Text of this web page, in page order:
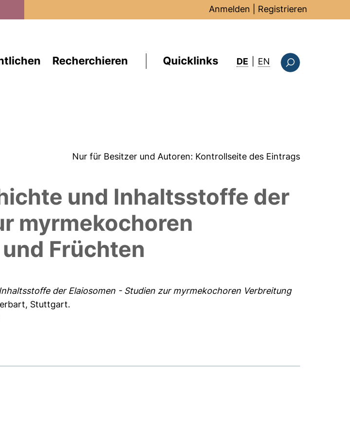
Anmelden Registrieren
Recherchieren Quicklinks DE EN : this page in
Nur für Besitzer und Autoren: Kontrollseite des Eintrags
und Inhaltsstoffe der
myrmekochoren
Früchten
der Elaiosomen - Studien zur myrmekochoren Verbreitung
Stuttgart.